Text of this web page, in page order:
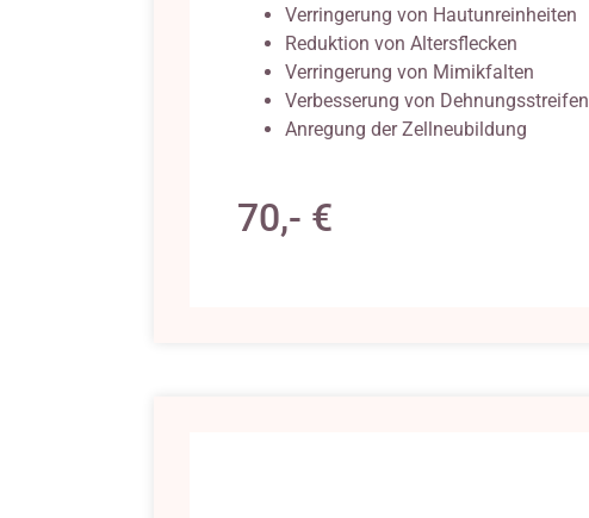
Verringerung von Hautunreinheiten
Reduktion von Altersflecken
Verringerung von Mimikfalten
Verbesserung von Dehnungsstreifen
Anregung der Zellneubildung
70,- €